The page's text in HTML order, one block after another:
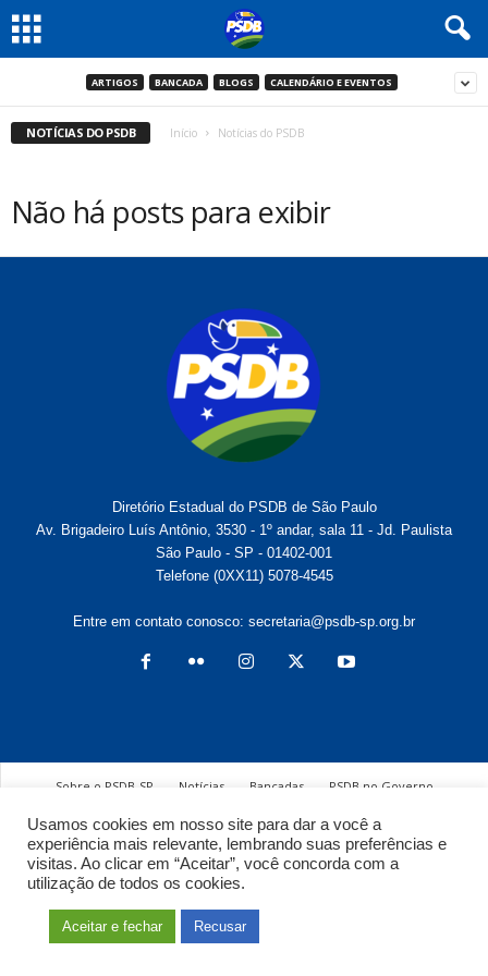
ARTIGOS BANCADA BLOGS CALENDÁRIO E EVENTOS
NOTÍCIAS DO PSDB Início Notícias do PSDB
Não há posts para exibir
Diretório Estadual do PSDB de São Paulo
Av. Brigadeiro Luís Antônio, 3530 - 1º andar, sala 11 - Jd. Paulista
São Paulo - SP - 01402-001
Telefone (0XX11) 5078-4545
Entre em contato conosco: secretaria@psdb-sp.org.br
Sobre o PSDB-SP Notícias Bancadas
PSDB no Governo
© Diretório Estadual do PSDB São Paulo
Usamos cookies em nosso site para dar a você a
experiência mais relevante, lembrando suas preferências e
visitas. Ao clicar em “Aceitar”, você concorda com a
utilização de todos os cookies.
Aceitar e fechar Recusar